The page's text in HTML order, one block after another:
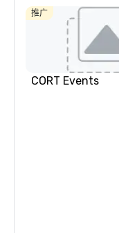
推广
CORT Events